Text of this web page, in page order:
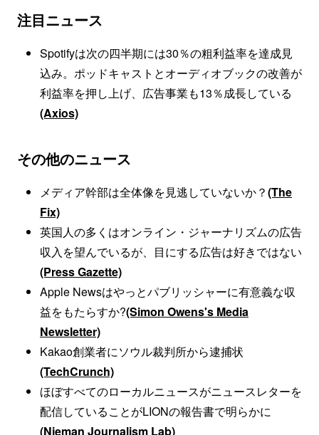
注目ニュース
Spotifyは次の四半期には30％の粗利益率を達成見
込み。ポッドキャストとオーディオブックの改善が
利益率を押し上げ、広告事業も13％成長している
(Axios)
その他のニュース
メディア幹部は全体像を見逃していないか？(The
Fix)
英国人の多くはオンライン・ジャーナリズムの広告
収入を望んでいるが、目にする広告は好きではない
(Press Gazette)
Apple Newsはやっとパブリッシャーに有意義な収
益をもたらすか?(Simon Owens's Media
Newsletter)
Kakao創業者にソウル裁判所から逮捕状
(TechCrunch)
ほぼすべてのローカルニュースがニュースレターを
配信していることがLIONの報告書で明らかに
(Nieman Journalism Lab)